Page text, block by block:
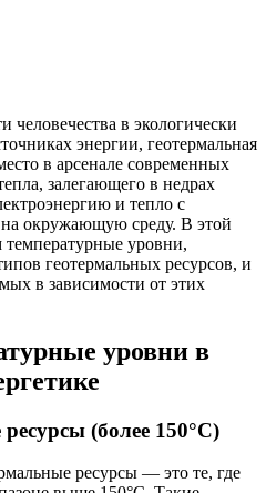
человечества в экологически
энергии, геотермальная
в арсенале современных
залегающего в недрах
и тепло с
окружающую среду. В этой
температурные уровни,
геотермальных ресурсов, и
в зависимости от этих
уровни в
(более 150°C)
ресурсы — это те, где